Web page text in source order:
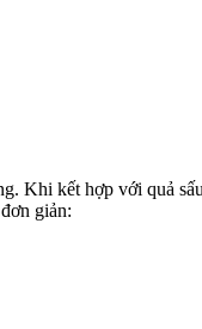
kết hợp với quả
giản: